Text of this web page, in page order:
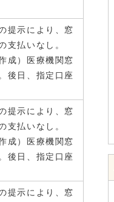
提示により、窓
支払いなし。
成）医療機関窓
後日、指定口座
提示により、窓
支払いなし。
成）医療機関窓
後日、指定口座
提示により、窓